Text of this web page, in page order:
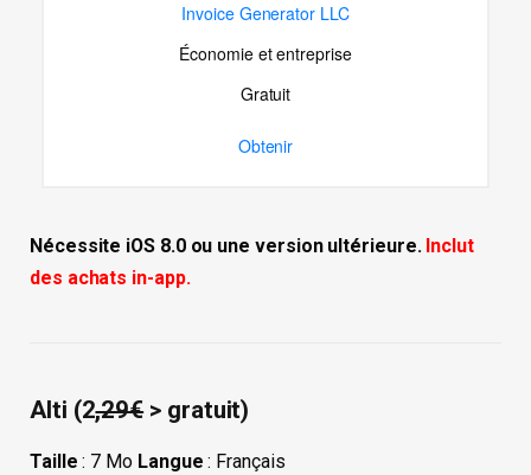
Invoice Generator LLC
Économie et entreprise
Gratuit
Obtenir
Nécessite iOS 8.0 ou une version ultérieure. Inclut
des achats in-app.
Alti (2,29€> gratuit)
Taille : 7 Mo Langue : Français